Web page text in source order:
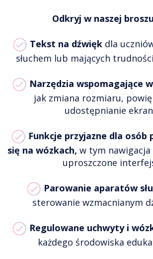
Odkryj w naszej
Tekst na dźwięk dla
słuchem lub mających
Narzędzia wspomagające
jak zmiana rozmiaru,
udostępnianie
Funkcje przyjazne dla osób
się na wózkach, w tym
uproszczone
Parowanie aparatów
sterowanie wzmacnianym
Regulowane uchwyty i
każdego środowiska